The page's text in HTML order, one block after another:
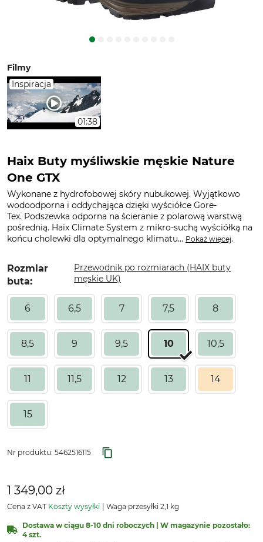
Filmy
Inspiracja
01:38
Haix Buty myśliwskie męskie Nature
One GTX
Wykonane z hydrofobowej skóry nubukowej. Wyjątkowo
wodoodporna i oddychająca dzięki wyściółce Gore-
Tex. Podszewka odporna na ścieranie z polarową warstwą
pośrednią. Haix Climate System z mikro-suchą wyściółką na
końcu cholewki dla optymalnego klimatu... Pokaż więcej.
Rozmiar
buta:
Przewodnik po rozmiarach (HAIX buty
męskie UK)
6 6,5 7 7,5 8
8,5 9 9,5 10 10,5
11 11,5 12 13 14
15
Nr produktu: 5462516115
1 349,00 zł
Cena z VAT Koszty wysyłki Waga przesyłki 2,1 kg
Dostawa w ciągu 8-10 dni roboczych | W magazynie pozostało:
4 szt.